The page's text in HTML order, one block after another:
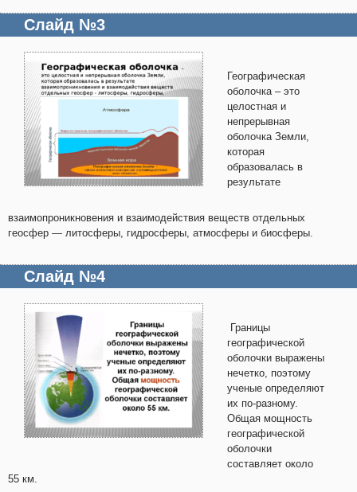
Слайд №3
Географическая
оболочка – это
целостная и
непрерывная
оболочка Земли,
которая
образовалась в
результате
взаимопроникновения и взаимодействия веществ отдельных
геосфер — литосферы, гидросферы, атмосферы и биосферы.
Слайд №4
Границы
географической
оболочки выражены
нечетко, поэтому
ученые определяют
их по-разному.
Общая мощность
географической
оболочки
составляет около
55 км.